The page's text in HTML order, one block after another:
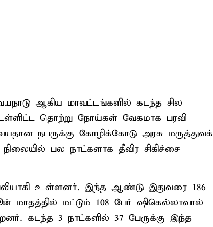
ஆகிய மாவட்டங்களில் கடந்த சில
தொற்று நோய்கள் வேகமாக பரவி
நபருக்கு கோழிக்கோடு அரசு மருத்துவக்
பல நாட்களாக தீவிர சிகிச்சை
உள்ளனர். இந்த ஆண்டு இதுவரை 186
மாதத்தில் மட்டும் 108 பேர் ஷிகெல்லாவால்
கடந்த 3 நாட்களில் 37 பேருக்கு இந்த